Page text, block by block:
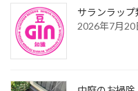
サランラッ
2026年7月20